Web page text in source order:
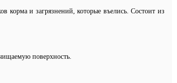
корма и загрязнений, которые въелись. Состоит из
поверхность.